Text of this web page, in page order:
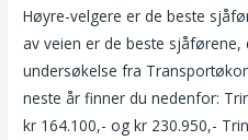
Høyre-velgere er de beste
av veien er de beste
undersøkelse fra
neste år finner du nedenfor:
kr 164.100,- og kr 230.950,-